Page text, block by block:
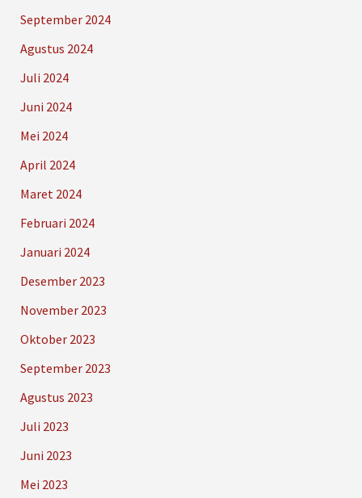
September 2024
Agustus 2024
Juli 2024
Juni 2024
Mei 2024
April 2024
Maret 2024
Februari 2024
Januari 2024
Desember 2023
November 2023
Oktober 2023
September 2023
Agustus 2023
Juli 2023
Juni 2023
Mei 2023